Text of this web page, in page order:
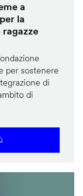
a
la
per sostenere
di
di